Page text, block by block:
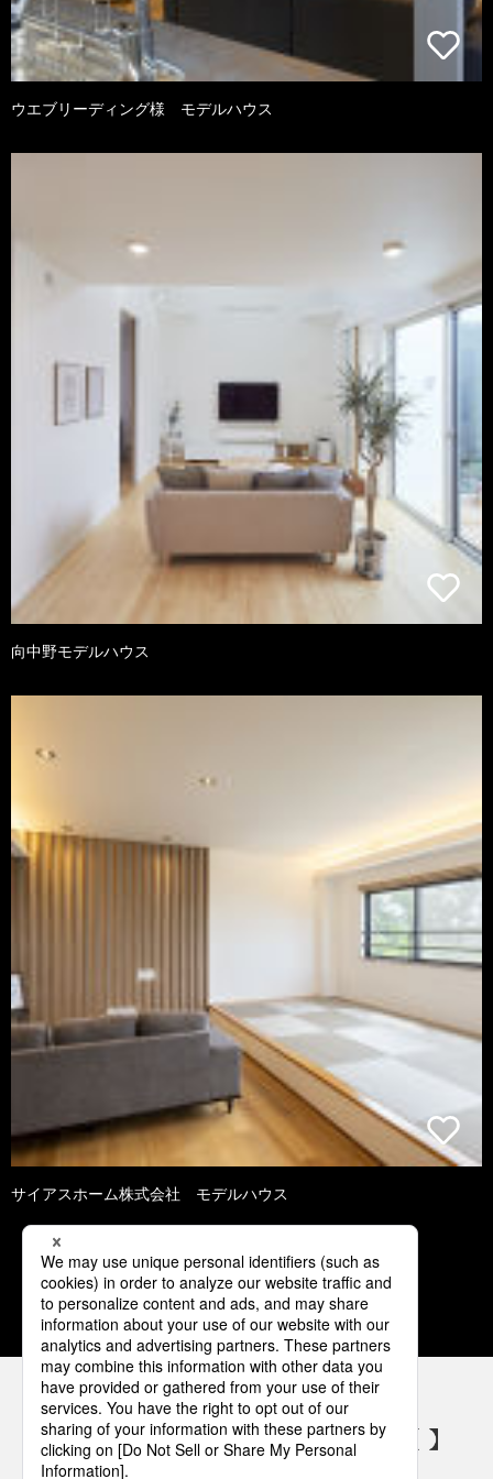
ウエブリーディング様 モデルハウス
向中野モデルハウス
サイアスホーム株式会社 モデルハウス
1 2 3 4 5
パナソニックの電気設備 SNSアカウント